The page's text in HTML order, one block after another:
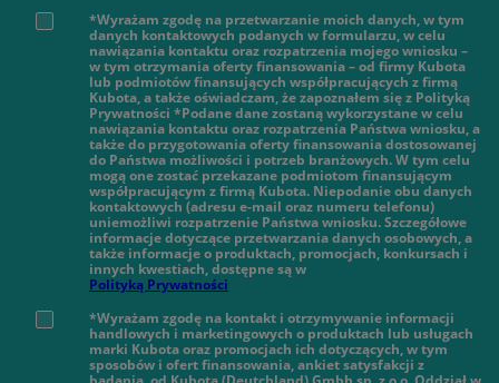
*Wyrażam zgodę na przetwarzanie moich danych, w tym
danych kontaktowych podanych w formularzu, w celu
nawiązania kontaktu oraz rozpatrzenia mojego wniosku –
w tym otrzymania oferty finansowania – od firmy Kubota
lub podmiotów finansujących współpracujących z firmą
Kubota, a także oświadczam, że zapoznałem się z Polityką
Prywatności *Podane dane zostaną wykorzystane w celu
nawiązania kontaktu oraz rozpatrzenia Państwa wniosku, a
także do przygotowania oferty finansowania dostosowanej
do Państwa możliwości i potrzeb branżowych. W tym celu
mogą one zostać przekazane podmiotom finansującym
współpracującym z firmą Kubota. Niepodanie obu danych
kontaktowych (adresu e-mail oraz numeru telefonu)
uniemożliwi rozpatrzenie Państwa wniosku. Szczegółowe
informacje dotyczące przetwarzania danych osobowych, a
także informacje o produktach, promocjach, konkursach i
innych kwestiach, dostępne są w
Polityką Prywatności
*Wyrażam zgodę na kontakt i otrzymywanie informacji
handlowych i marketingowych o produktach lub usługach
marki Kubota oraz promocjach ich dotyczących, w tym
sposobów i ofert finansowania, ankiet satysfakcji z